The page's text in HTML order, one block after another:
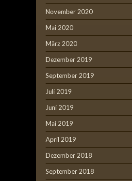
November 2020
Mai 2020
März 2020
Dezember 2019
September 2019
Juli 2019
Juni 2019
Mai 2019
April 2019
Dezember 2018
September 2018